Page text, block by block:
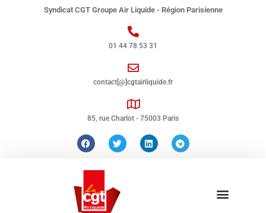
Syndicat CGT Groupe Air Liquide - Région Parisienne
01 44 78 53 31
contact[@]cgtairliquide.fr
85, rue Charlot - 75003 Paris